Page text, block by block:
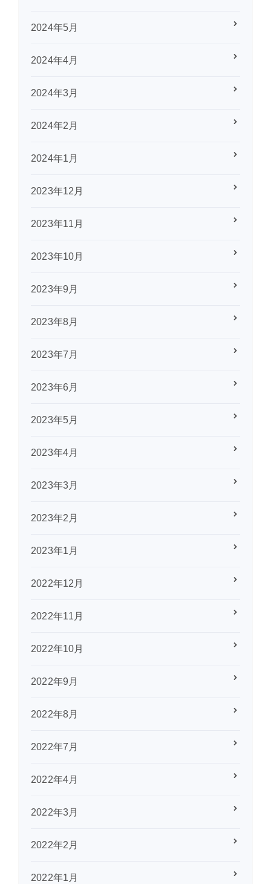
2024年5月
2024年4月
2024年3月
2024年2月
2024年1月
2023年12月
2023年11月
2023年10月
2023年9月
2023年8月
2023年7月
2023年6月
2023年5月
2023年4月
2023年3月
2023年2月
2023年1月
2022年12月
2022年11月
2022年10月
2022年9月
2022年8月
2022年7月
2022年4月
2022年3月
2022年2月
2022年1月